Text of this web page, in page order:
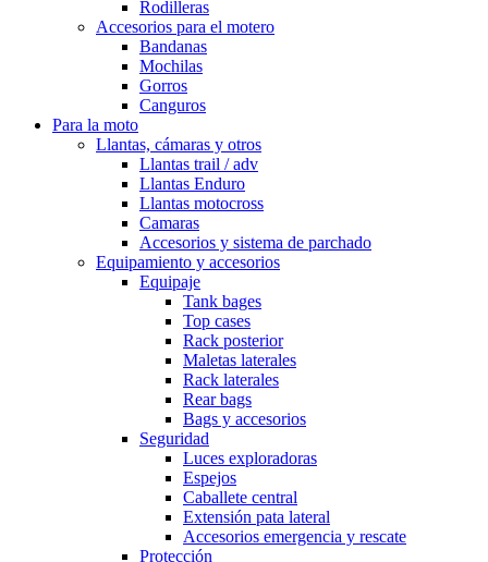
Rodilleras
Accesorios para el motero
Bandanas
Mochilas
Gorros
Canguros
Para la moto
Llantas, cámaras y otros
Llantas trail / adv
Llantas Enduro
Llantas motocross
Camaras
Accesorios y sistema de parchado
Equipamiento y accesorios
Equipaje
Tank bages
Top cases
Rack posterior
Maletas laterales
Rack laterales
Rear bags
Bags y accesorios
Seguridad
Luces exploradoras
Espejos
Caballete central
Extensión pata lateral
Accesorios emergencia y rescate
Protección